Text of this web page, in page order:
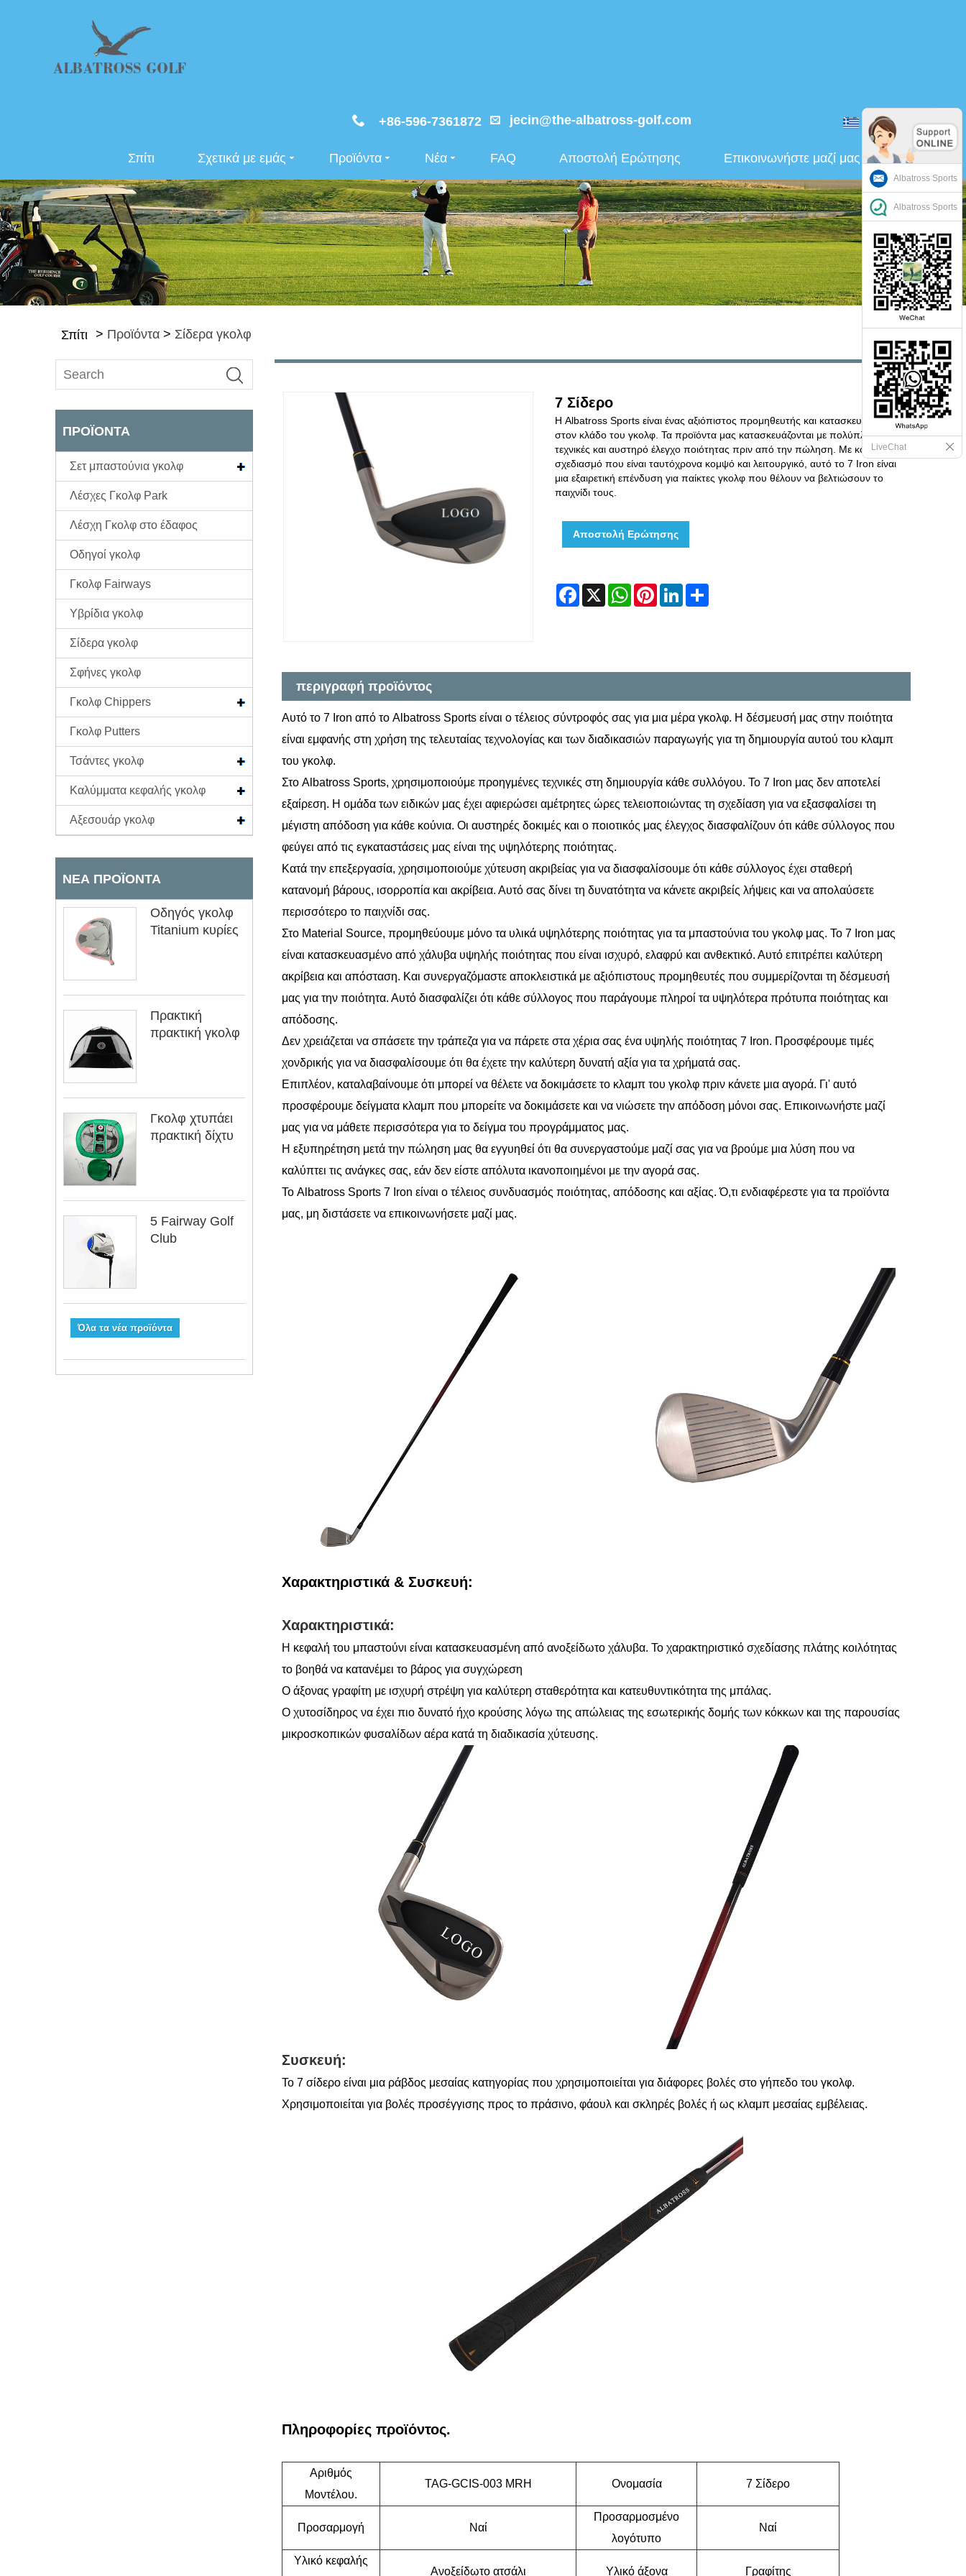
+86-596-7361872 jecin@the-albatross-golf.com ελληνικά
Σπίτι Σχετικά με εμάς Προϊόντα Νέα FAQ Αποστολή Ερώτησης Επικοινωνήστε μαζί μας
Σπίτι > Προϊόντα > Σίδερα γκολφ
ΠΡΟΪΌΝΤΑ
Σετ μπαστούνια γκολφ
Λέσχες Γκολφ Park
Λέσχη Γκολφ στο έδαφος
Οδηγοί γκολφ
Γκολφ Fairways
Υβρίδια γκολφ
Σίδερα γκολφ
Σφήνες γκολφ
Γκολφ Chippers
Γκολφ Putters
Τσάντες γκολφ
Καλύμματα κεφαλής γκολφ
Αξεσουάρ γκολφ
ΝΈΑ ΠΡΟΪΌΝΤΑ
Οδηγός γκολφ
Titanium κυρίες
Πρακτική
πρακτική γκολφ
Γκολφ χτυπάει
πρακτική δίχτυ
5 Fairway Golf
Club
Όλα τα νέα προϊόντα
7 Σίδερο
Η Albatross Sports είναι ένας αξιόπιστος προμηθευτής και κατασκευαστής
στον κλάδο του γκολφ. Τα προϊόντα μας κατασκευάζονται με πολύπλοκες
τεχνικές και αυστηρό έλεγχο ποιότητας πριν από την πώληση. Με κομψό
σχεδιασμό που είναι ταυτόχρονα κομψό και λειτουργικό, αυτό το 7 Iron είναι
μια εξαιρετική επένδυση για παίκτες γκολφ που θέλουν να βελτιώσουν το
παιχνίδι τους.
Αποστολή Ερώτησης
Facebook
X WhatsApp
Pinterest
LinkedIn
περιγραφή προϊόντος
Αυτό το 7 Iron από το Albatross Sports είναι ο τέλειος σύντροφός σας για μια μέρα γκολφ. Η δέσμευσή μας στην ποιότητα
είναι εμφανής στη χρήση της τελευταίας τεχνολογίας και των διαδικασιών παραγωγής για τη δημιουργία αυτού του κλαμπ
του γκολφ.
Στο Albatross Sports, χρησιμοποιούμε προηγμένες τεχνικές στη δημιουργία κάθε συλλόγου. Το 7 Iron μας δεν αποτελεί
εξαίρεση. Η ομάδα των ειδικών μας έχει αφιερώσει αμέτρητες ώρες τελειοποιώντας τη σχεδίαση για να εξασφαλίσει τη
μέγιστη απόδοση για κάθε κούνια. Οι αυστηρές δοκιμές και ο ποιοτικός μας έλεγχος διασφαλίζουν ότι κάθε σύλλογος που
φεύγει από τις εγκαταστάσεις μας είναι της υψηλότερης ποιότητας.
Κατά την επεξεργασία, χρησιμοποιούμε χύτευση ακριβείας για να διασφαλίσουμε ότι κάθε σύλλογος έχει σταθερή
κατανομή βάρους, ισορροπία και ακρίβεια. Αυτό σας δίνει τη δυνατότητα να κάνετε ακριβείς λήψεις και να απολαύσετε
περισσότερο το παιχνίδι σας.
Στο Material Source, προμηθεύουμε μόνο τα υλικά υψηλότερης ποιότητας για τα μπαστούνια του γκολφ μας. Το 7 Iron μας
είναι κατασκευασμένο από χάλυβα υψηλής ποιότητας που είναι ισχυρό, ελαφρύ και ανθεκτικό. Αυτό επιτρέπει καλύτερη
ακρίβεια και απόσταση. Και συνεργαζόμαστε αποκλειστικά με αξιόπιστους προμηθευτές που συμμερίζονται τη δέσμευσή
μας για την ποιότητα. Αυτό διασφαλίζει ότι κάθε σύλλογος που παράγουμε πληροί τα υψηλότερα πρότυπα ποιότητας και
απόδοσης.
Δεν χρειάζεται να σπάσετε την τράπεζα για να πάρετε στα χέρια σας ένα υψηλής ποιότητας 7 Iron. Προσφέρουμε τιμές
χονδρικής για να διασφαλίσουμε ότι θα έχετε την καλύτερη δυνατή αξία για τα χρήματά σας.
Επιπλέον, καταλαβαίνουμε ότι μπορεί να θέλετε να δοκιμάσετε το κλαμπ του γκολφ πριν κάνετε μια αγορά. Γι' αυτό
προσφέρουμε δείγματα κλαμπ που μπορείτε να δοκιμάσετε και να νιώσετε την απόδοση μόνοι σας. Επικοινωνήστε μαζί
μας για να μάθετε περισσότερα για το δείγμα του προγράμματος μας.
Η εξυπηρέτηση μετά την πώληση μας θα εγγυηθεί ότι θα συνεργαστούμε μαζί σας για να βρούμε μια λύση που να
καλύπτει τις ανάγκες σας, εάν δεν είστε απόλυτα ικανοποιημένοι με την αγορά σας.
Το Albatross Sports 7 Iron είναι ο τέλειος συνδυασμός ποιότητας, απόδοσης και αξίας. Ό,τι ενδιαφέρεστε για τα προϊόντα
μας, μη διστάσετε να επικοινωνήσετε μαζί μας.
Χαρακτηριστικά & Συσκευή:
Χαρακτηριστικά:
Η κεφαλή του μπαστούνι είναι κατασκευασμένη από ανοξείδωτο χάλυβα. Το χαρακτηριστικό σχεδίασης πλάτης κοιλότητας
το βοηθά να κατανέμει το βάρος για συγχώρεση
Ο άξονας γραφίτη με ισχυρή στρέψη για καλύτερη σταθερότητα και κατευθυντικότητα της μπάλας.
Ο χυτοσίδηρος να έχει πιο δυνατό ήχο κρούσης λόγω της απώλειας της εσωτερικής δομής των κόκκων και της παρουσίας
μικροσκοπικών φυσαλίδων αέρα κατά τη διαδικασία χύτευσης.
Συσκευή:
Το 7 σίδερο είναι μια ράβδος μεσαίας κατηγορίας που χρησιμοποιείται για διάφορες βολές στο γήπεδο του γκολφ.
Χρησιμοποιείται για βολές προσέγγισης προς το πράσινο, φάουλ και σκληρές βολές ή ως κλαμπ μεσαίας εμβέλειας.
Πληροφορίες προϊόντος.
Αριθμός
Μοντέλου.
TAG-GCIS-003 MRH Ονομασία 7 Σίδερο
Προσαρμογή Ναί
Προσαρμοσμένο
λογότυπο
Ναί
Υλικό κεφαλής
Ανοξείδωτο ατσάλι
Υλικό άξονα Γραφίτης
Albatross Sports
Albatross Sports
LiveChat